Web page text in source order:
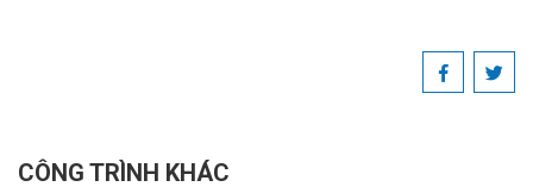
CÔNG TRÌNH KHÁC